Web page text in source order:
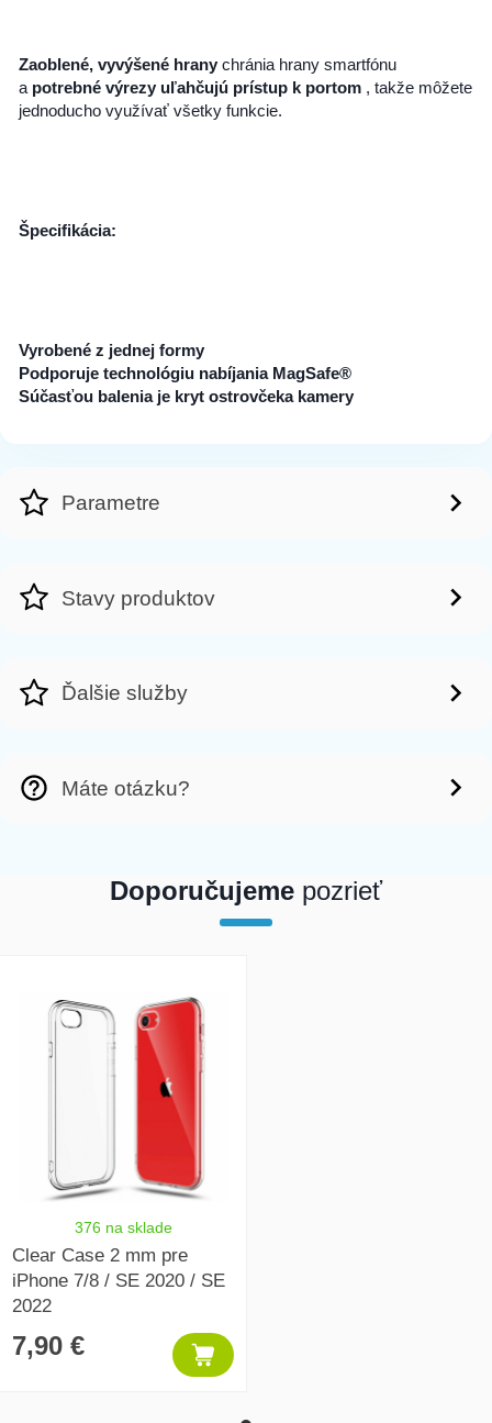
Zaoblené, vyvýšené hranychránia hrany smartfónu
a potrebné výrezy uľahčujú prístup k portom, takže môžete
jednoducho využívať všetky funkcie.
Špecifikácia:
Vyrobené z jednej formy
Podporuje technológiu nabíjania MagSafe®
Súčasťou balenia je kryt ostrovčeka kamery
Parametre
Stavy produktov
Ďalšie služby
Máte otázku?
Doporučujeme pozrieť
376 na sklade
Clear Case 2 mm pre
iPhone 7/8 / SE 2020 / SE
2022
7,90 €